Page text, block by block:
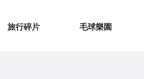
旅行碎片 毛球樂園